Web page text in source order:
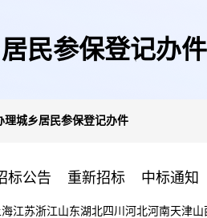
民参保登记办件
理城乡居民参保登记办件
标公告 重新招标 中标通知
海江苏浙江山东湖北四川 河北河南天津山